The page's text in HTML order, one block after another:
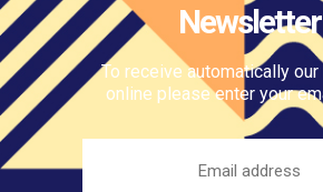
Newsletter
To receive automatically
online please enter your